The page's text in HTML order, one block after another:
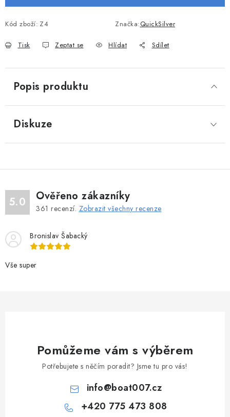
PŘÍSLUŠENSTVÍ K MOTORŮM
PŘÍVĚSY K LODÍM
Doprava a platba Servis
Reklamace
Obchodní podmínky
Kód zboží: Z4 Značka:QuickSilver
Tisk Zeptat se Hlídat Sdílet
Popis produktu
Diskuze
5.0 Ověřeno zákazníky
361 recenzí. Zobrazit všechny recenze
Bronislav Šabacký
Vše super
Pomůžeme vám s výběrem
Potřebujete s něčím poradit? Jsme tu pro vás!
info@boat007.cz
+420 775 473 808